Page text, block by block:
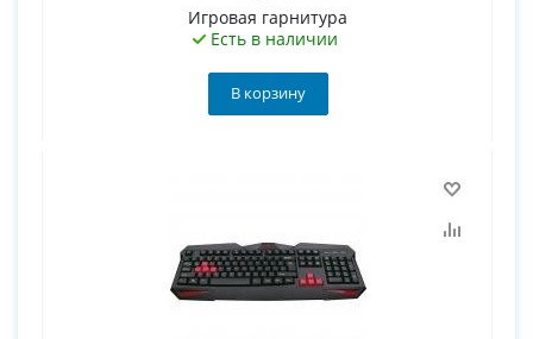
Игровая гарнитура
Есть в наличии
В корзину